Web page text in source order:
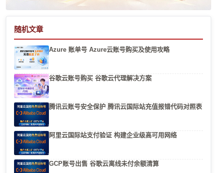
随机文章
Azure 账单号 Azure云账号购买及使用攻略
谷歌云账号购买 谷歌云代理解决方案
腾讯云账号安全保护 腾讯云国际站充值报错代码对照表
阿里云国际站支付验证 构建企业级高可用网络
GCP账号出售 谷歌云离线未付余额清算